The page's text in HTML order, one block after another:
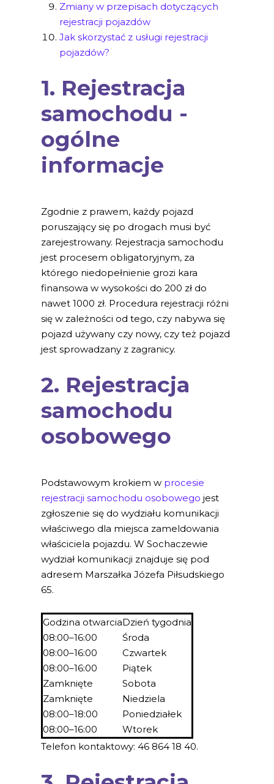
Zmiany w przepisach dotyczących
rejestracji pojazdów
Jak skorzystać z usługi rejestracji
pojazdów?
1. Rejestracja
samochodu -
ogólne
informacje
Zgodnie z prawem, każdy pojazd
poruszający się po drogach musi być
zarejestrowany. Rejestracja samochodu
jest procesem obligatoryjnym, za
którego niedopełnienie grozi kara
finansowa w wysokości do 200 zł do
nawet 1000 zł. Procedura rejestracji różni
się w zależności od tego, czy nabywa się
pojazd używany czy nowy, czy też pojazd
jest sprowadzany z zagranicy.
2. Rejestracja
samochodu
osobowego
Podstawowym krokiem w procesie
rejestracji samochodu osobowego jest
zgłoszenie się do wydziału komunikacji
właściwego dla miejsca zameldowania
właściciela pojazdu. W Sochaczewie
wydział komunikacji znajduje się pod
adresem Marszałka Józefa Piłsudskiego
65.
Godzina otwarciaDzień tygodnia
08:00–16:00
Środa
08:00–16:00
Czwartek
08:00–16:00
Piątek
Zamknięte
Sobota
Zamknięte
Niedziela
08:00–18:00
Poniedziałek
08:00–16:00
Wtorek
Telefon kontaktowy: 46 864 18 40.